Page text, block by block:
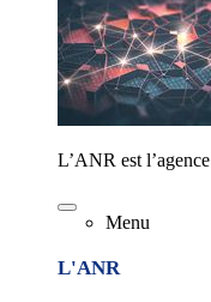
L’ANR est
Menu
L'ANR